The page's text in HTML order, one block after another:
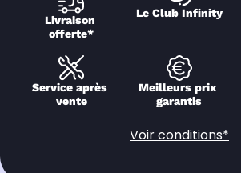
Livraison
offerte*
Le Club Infinity
Service après
vente
Meilleurs prix
garantis
Voir conditions*